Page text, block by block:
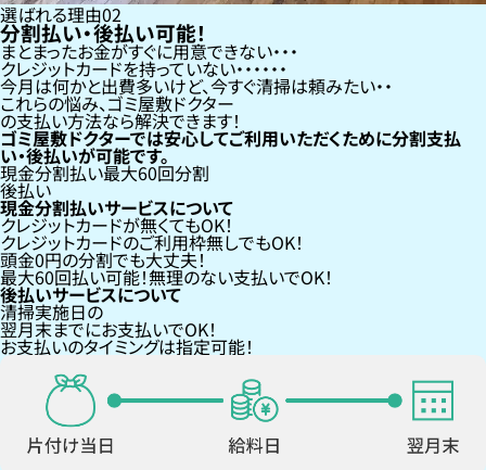
選ばれる理由02
分割払い・後払い可能！
まとまったお金がすぐに用意できない
クレジットカードを持っていない・・・
今月は何かと出費多いけど、今すぐ清掃は頼みたい
これらの悩み、ゴミ屋敷ドクター
の支払い方法なら解決できます！
ゴミ屋敷ドクターでは安心してご利用いただくために分割支払
い・後払いが可能です。
現金分割払い最大60回分割
後払い
現金分割払いサービスについて
クレジットカードが無くてもOK！
クレジットカードのご利用枠無しでもOK！
頭金0円の分割でも大丈夫！
最大60回払い可能！無理のない支払いでOK！
後払いサービスについて
清掃実施日の
翌月末までにお支払いでOK！
お支払いのタイミングは指定可能！